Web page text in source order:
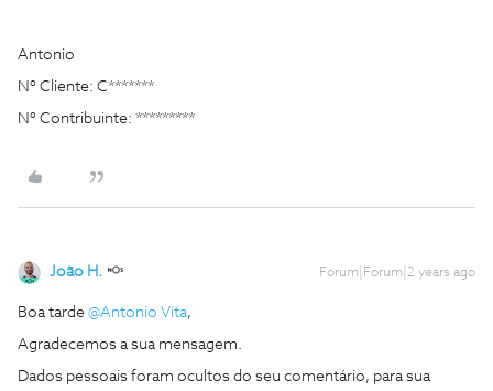
Antonio
Nº Cliente: C*******
Nº Contribuinte: *********
João H. Forum|Forum|2 years ago
Boa tarde @Antonio Vita,
Agradecemos a sua mensagem.
Dados pessoais foram ocultos do seu comentário, para sua